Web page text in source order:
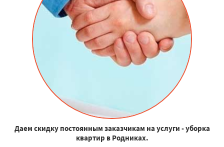
Даем скидку постоянным заказчикам на услуги - уборка
квартир в Родниках.